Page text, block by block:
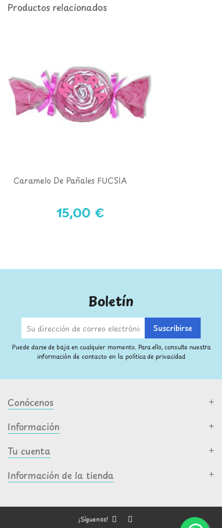
Productos relacionados
Caramelo De Pañales FUCSIA
15,00 €
Boletín
Puede darse de baja en cualquier momento. Para ello, consulte nuestra
información de contacto en la política de privacidad
Conócenos
Información
Tu cuenta
Información de la tienda
¡Síguenos!